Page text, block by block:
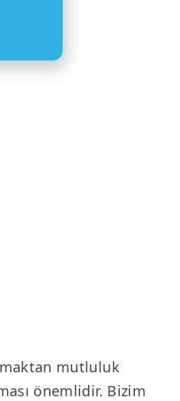
mutluluk
önemlidir. Bizim